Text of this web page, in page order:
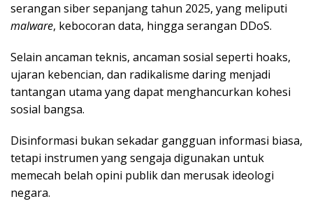
serangan siber sepanjang tahun 2025, yang meliputi
malware, kebocoran data, hingga serangan DDoS.
Selain ancaman teknis, ancaman sosial seperti hoaks,
ujaran kebencian, dan radikalisme daring menjadi
tantangan utama yang dapat menghancurkan kohesi
sosial bangsa.
Disinformasi bukan sekadar gangguan informasi biasa,
tetapi instrumen yang sengaja digunakan untuk
memecah belah opini publik dan merusak ideologi
negara.